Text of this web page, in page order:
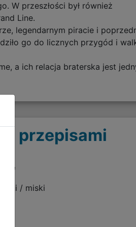
W przeszłości był również
Line.
legendarnym piracie i
go do licznych przygód i
a ich relacja braterska jest
z przepisami
/ miski